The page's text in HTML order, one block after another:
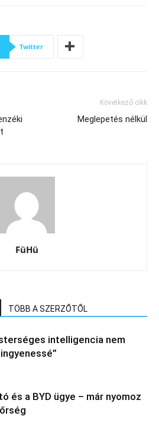
Twitter
Következő cikk
Meglepetés nélkül
FüHü
TÖBB A SZERZŐTŐL
intelligencia nem
és a BYD ügye – már nyomoz